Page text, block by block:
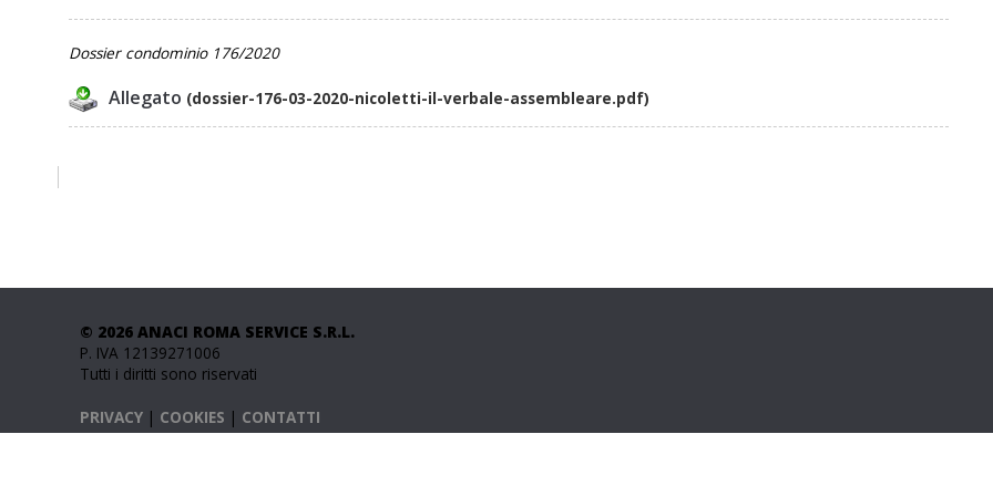
Dossier condominio 176/2020
Allegato (dossier-176-03-2020-nicoletti-il-verbale-assembleare.pdf)
© 2026 ANACI ROMA SERVICE S.R.L.
P. IVA 12139271006
Tutti i diritti sono riservati
PRIVACY | COOKIES | CONTATTI